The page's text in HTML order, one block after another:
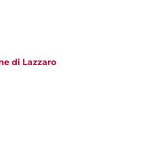
di Lazzaro